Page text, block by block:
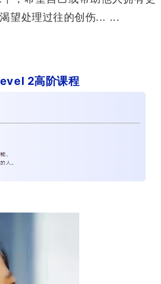
望处理过往的创伤... ...
2高阶课程